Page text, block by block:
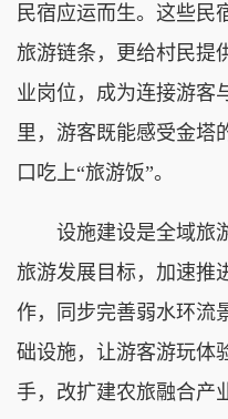
民宿应运而生。这些民
旅游链条，更给村民提
业岗位，成为连接游
里，游客既能感受金塔
口吃上“旅游饭”。
设施建设是全域旅游
旅游发展目标，加速推
作，同步完善弱水环流
础设施，让游客游玩体
手，改扩建农旅融合产